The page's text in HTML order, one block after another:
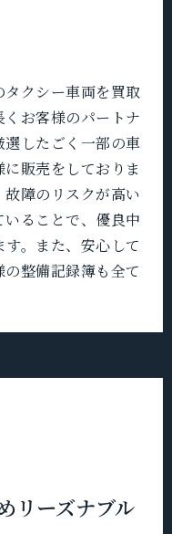
クシー車両を買取
お客様のパートナ
したごく一部の車
販売をしておりま
障のリスクが高い
ることで、優良中
。また、安心して
整備記録簿も全て
リーズナブル